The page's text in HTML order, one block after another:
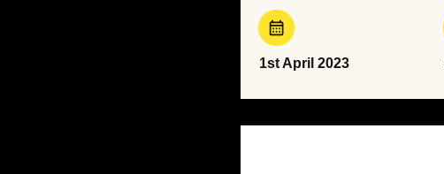
1st April 2023